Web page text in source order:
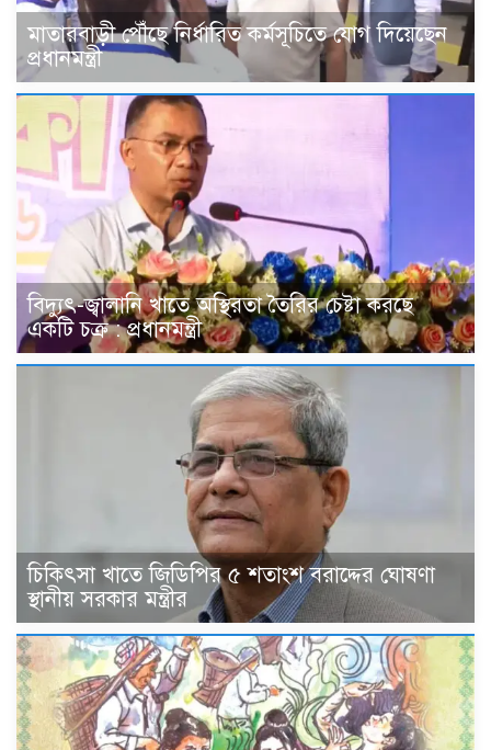
মাতারবাড়ী পৌঁছে নির্ধারিত কর্মসূচিতে যোগ দিয়েছেন
প্রধানমন্ত্রী
বিদ্যুৎ-জ্বালানি খাতে অস্থিরতা তৈরির চেষ্টা করছে
একটি চক্র : প্রধানমন্ত্রী
চিকিৎসা খাতে জিডিপির ৫ শতাংশ বরাদ্দের ঘোষণা
স্থানীয় সরকার মন্ত্রীর